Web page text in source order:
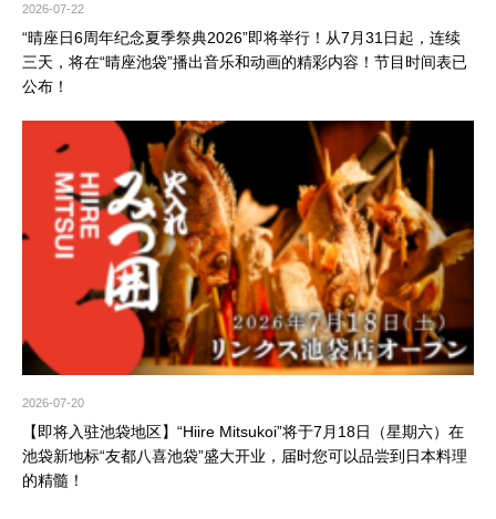
2026-07-22
“晴座日6周年纪念夏季祭典2026”即将举行！从7月31日起，连续
三天，将在“晴座池袋”播出音乐和动画的精彩内容！节目时间表已
公布！
2026-07-20
【即将入驻池袋地区】“Hiire Mitsukoi”将于7月18日（星期六）在
池袋新地标“友都八喜池袋”盛大开业，届时您可以品尝到日本料理
的精髓！